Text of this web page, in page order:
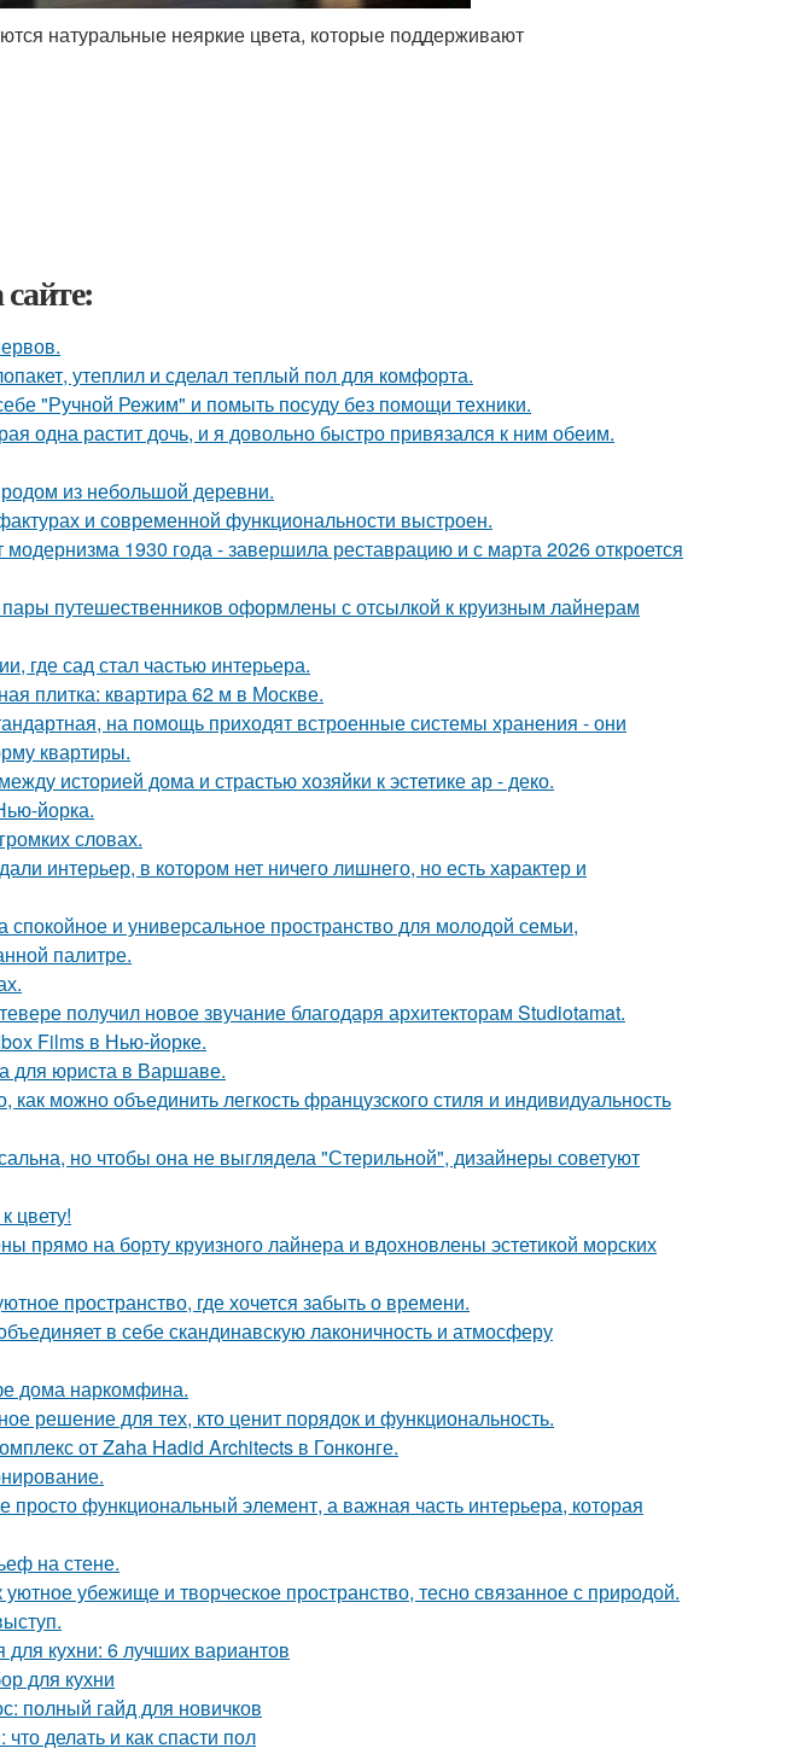
натуральные неяркие цвета, которые поддерживают
утеплил и сделал теплый пол для комфорта.
"Ручной Режим" и помыть посуду без помощи техники.
одна растит дочь, и я довольно быстро привязался к ним обеим.
из небольшой деревни.
и современной функциональности выстроен.
1930 года - завершила реставрацию и с марта 2026 откроется
путешественников оформлены с отсылкой к круизным лайнерам
где сад стал частью интерьера.
плитка: квартира 62 м в Москве.
на помощь приходят встроенные системы хранения - они
квартиры.
историей дома и страстью хозяйки к эстетике ар - деко.
йорка.
словах.
интерьер, в котором нет ничего лишнего, но есть характер и
и универсальное пространство для молодой семьи,
палитре.
получил новое звучание благодаря архитекторам Studiotamat.
Films в Нью-йорке.
для юриста в Варшаве.
как можно объединить легкость французского стиля и индивидуальность
но чтобы она не выглядела "Стерильной", дизайнеры советуют
цвету!
прямо на борту круизного лайнера и вдохновлены эстетикой морских
пространство, где хочется забыть о времени.
в себе скандинавскую лаконичность и атмосферу
дома наркомфина.
решение для тех, кто ценит порядок и функциональность.
от Zaha Hadid Architects в Гонконге.
просто функциональный элемент, а важная часть интерьера, которая
на стене.
убежище и творческое пространство, тесно связанное с природой.
кухни: 6 лучших вариантов
для кухни
полный гайд для новичков
делать и как спасти пол